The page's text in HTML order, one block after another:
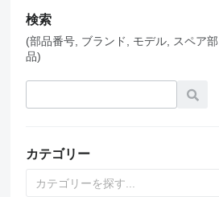
検索
(部品番号, ブランド, モデル, スペア部
品)
カテゴリー